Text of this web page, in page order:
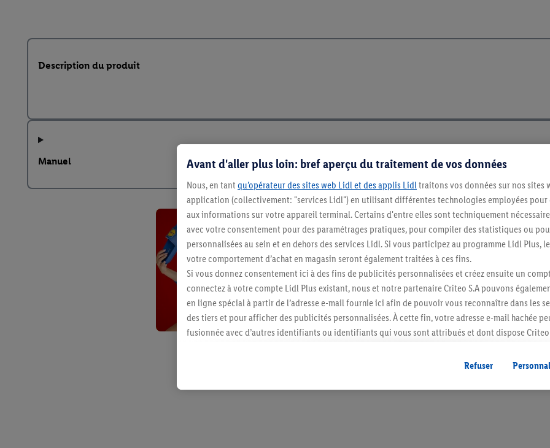
Description du produit
Manuel
Restez au
Abonnez-vous à la newsletter
S'abonner
Avant d'aller plus loin: bref aperçu du traitement de vos données
Nous, en tant qu’opérateur des sites web Lidl et des applis Lidl traitons vos données sur nos sites
application (collectivement: "services Lidl") en utilisant différentes technologies employées pour
aux informations sur votre appareil terminal. Certains d'entre elles sont techniquement
avec votre consentement pour des paramétrages pratiques, pour compiler des statistiques ou
personnalisées au sein et en dehors des services Lidl. Si vous participez au programme Lidl Plus,
votre comportement d’achat en magasin seront également traitées à ces fins.
Si vous donnez consentement ici à des fins de publicités personnalisées et créez ensuite un
connectez à votre compte Lidl Plus existant, nous et notre partenaire Criteo S.A pouvons
en ligne spécial à partir de l’adresse e-mail fournie ici afin de pouvoir vous reconnaître dans les
des tiers et pour afficher des publicités personnalisées. À cette fin, votre adresse e-mail hachée
fusionnée avec d’autres identifiants ou identifiants qui vous sont attribués et dont dispose Criteo
vous avez montré de l’intérêt (par exemple en plaçant le produit dans un panier d’un webshop
l’achat) peuvent également être affichées sur plusieurs apppareils et plusieurs services de Lidl si
plusieurs services de Lidl peuvent vous être attribués en utilisant votre adresse e-mail hachée et,
Refuser